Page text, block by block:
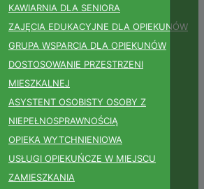
KAWIARNIA DLA SENIORA
ZAJĘCIA EDUKACYJNE DLA OPIEKUNÓW
GRUPA WSPARCIA DLA OPIEKUNÓW
DOSTOSOWANIE PRZESTRZENI
MIESZKALNEJ
ASYSTENT OSOBISTY OSOBY Z
NIEPEŁNOSPRAWNOŚCIĄ
OPIEKA WYTCHNIENIOWA
USŁUGI OPIEKUŃCZE W MIEJSCU
ZAMIESZKANIA